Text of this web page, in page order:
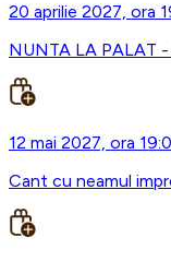
20 aprilie 2027, ora
NUNTA LA PALAT -
12 mai 2027, ora
Cant cu neamul